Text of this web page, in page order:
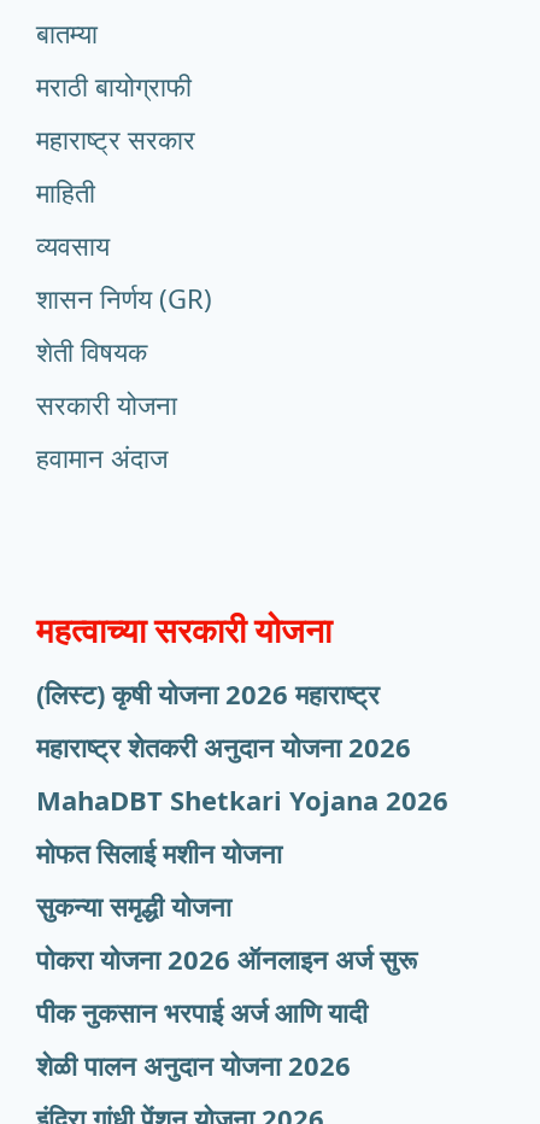
बातम्या
मराठी बायोग्राफी
महाराष्ट्र सरकार
माहिती
व्यवसाय
शासन निर्णय (GR)
शेती विषयक
सरकारी योजना
हवामान अंदाज
महत्वाच्या सरकारी योजना
(लिस्ट) कृषी योजना 2026 महाराष्ट्र
महाराष्ट्र शेतकरी अनुदान योजना 2026
MahaDBT Shetkari Yojana 2026
मोफत सिलाई मशीन योजना
सुकन्या समृद्धी योजना
पोकरा योजना 2026 ऑनलाइन अर्ज सुरू
पीक नुकसान भरपाई अर्ज आणि यादी
शेळी पालन अनुदान योजना 2026